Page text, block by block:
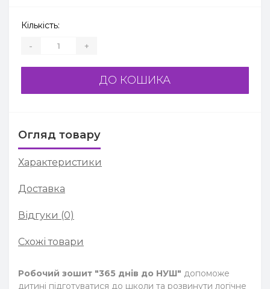
Кількість:
- +
ДО КОШИКА
Огляд товару
Характеристики
Доставка
Відгуки (0)
Схожі товари
Робочий зошит "365 днів до НУШ" допоможе
дитині підготуватися до школи та розвинути логічне